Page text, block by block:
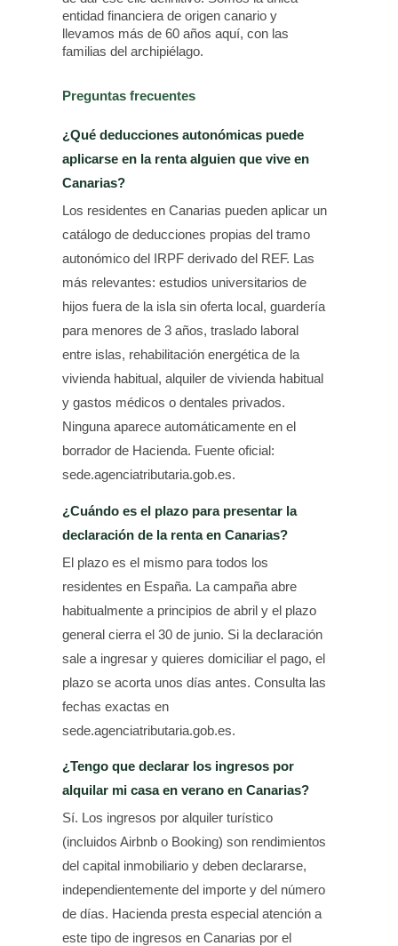
entidad financiera de origen canario y
llevamos más de 60 años aquí, con las
familias del archipiélago.
Preguntas frecuentes
¿Qué deducciones autonómicas puede
aplicarse en la renta alguien que vive en
Canarias?
Los residentes en Canarias pueden aplicar un
catálogo de deducciones propias del tramo
autonómico del IRPF derivado del REF. Las
más relevantes: estudios universitarios de
hijos fuera de la isla sin oferta local, guardería
para menores de 3 años, traslado laboral
entre islas, rehabilitación energética de la
vivienda habitual, alquiler de vivienda habitual
y gastos médicos o dentales privados.
Ninguna aparece automáticamente en el
borrador de Hacienda. Fuente oficial:
sede.agenciatributaria.gob.es.
¿Cuándo es el plazo para presentar la
declaración de la renta en Canarias?
El plazo es el mismo para todos los
residentes en España. La campaña abre
habitualmente a principios de abril y el plazo
general cierra el 30 de junio. Si la declaración
sale a ingresar y quieres domiciliar el pago, el
plazo se acorta unos días antes. Consulta las
fechas exactas en
sede.agenciatributaria.gob.es.
¿Tengo que declarar los ingresos por
alquilar mi casa en verano en Canarias?
Sí. Los ingresos por alquiler turístico
(incluidos Airbnb o Booking) son rendimientos
del capital inmobiliario y deben declararse,
independientemente del importe y del número
de días. Hacienda presta especial atención a
este tipo de ingresos en Canarias por el